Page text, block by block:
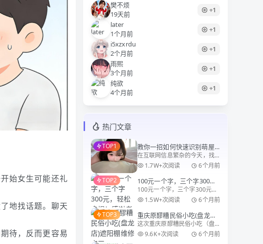
始女生可能还礼
地找话题。聊天
待，反而更容易
樊不烦
19天前
+1
later
1个月前
+1
i5xzxrdu
2个月前
+1
雨熙
3个月前
+1
纯欲
4个月前
+1
热门文章
TOP1
教你一招如何快速识别萌屋
记官方网站网址
在互联网信息繁杂的今天，找
到一个网站的官方网址并非易
的个人博客平台，其官方网址
moewu.cn 也时常被一些假冒
网站模仿。今天，就来教你一
1.7W+次阅读
6个月前
TOP2
100元一个字，三个字300
元，轻松拿捏！感谢老板支
持
100元一个字，三个字300元，
轻松拿捏！感谢老板支持 哈
照，还好老板有，找老板要
了。 重庆某小区内安装三个大
约50cm的字，安装在一个休闲
1.5W+次阅读
6个月前
TOP3
重庆原醪糟民俗小吃(盘龙店)
遮阳棚维修完工
这次重庆原醪糟民俗小吃（盘
龙店）的遮阳棚维修工作真是
9.6K+次阅读
6个月前